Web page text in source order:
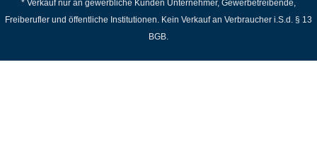
* Verkauf nur an gewerbliche Kunden Unternehmer, Gewerbetreibende,
Freiberufler und öffentliche Institutionen. Kein Verkauf an Verbraucher i.S.d. § 13
BGB.